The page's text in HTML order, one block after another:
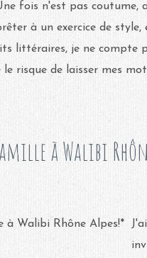
fois n'est pas coutume,
à un exercice de
littéraires, je ne compte
risque de laisser mes
à Walibi